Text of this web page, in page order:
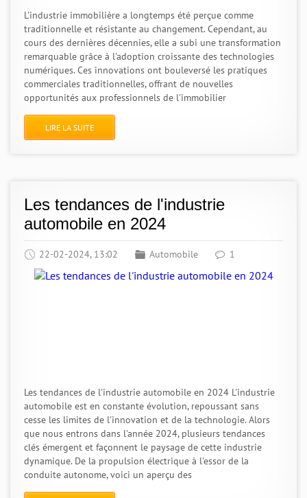
L'industrie immobilière a longtemps été perçue comme
traditionnelle et résistante au changement. Cependant, au
cours des dernières décennies, elle a subi une transformation
remarquable grâce à l'adoption croissante des technologies
numériques. Ces innovations ont bouleversé les pratiques
commerciales traditionnelles, offrant de nouvelles
opportunités aux professionnels de l'immobilier
LIRE LA SUITE
Les tendances de l'industrie
automobile en 2024
22-02-2024, 13:02 Automobile 1
Les tendances de l'industrie automobile en 2024 L'industrie
automobile est en constante évolution, repoussant sans
cesse les limites de l'innovation et de la technologie. Alors
que nous entrons dans l'année 2024, plusieurs tendances
clés émergent et façonnent le paysage de cette industrie
dynamique. De la propulsion électrique à l'essor de la
conduite autonome, voici un aperçu des